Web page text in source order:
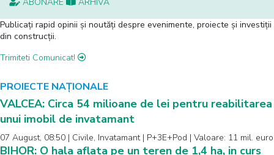
Publicați rapid opinii și noutăți despre evenimente, proiecte și investiții
din construcții.
Trimiteti Comunicat!
PROIECTE NAȚIONALE
VALCEA: Circa 54 milioane de lei pentru reabilitarea
unui imobil de invatamant
07 August, 08:50 | Civile, Invatamant | P+3E+Pod | Valoare: 11 mil. euro
BIHOR: O hala aflata pe un teren de 1,4 ha, in curs